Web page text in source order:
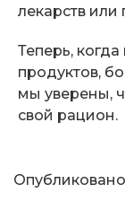
лекарств или
Теперь,
продуктов,
мы уверены,
свой рацион.
Опубликовано: